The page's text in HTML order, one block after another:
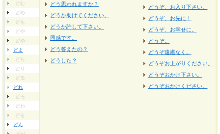
どむ
どめ
ども
どや
どゆ
どよ
どら
どり
どる
どれ
どろ
どわ
どを
どん
どう思われますか？
どうか助けてください。
どうか許して下さい。
同感です。
どう答えたの？
どうした？
どうぞ、お入り下さい。
どうぞ、お先に！
どうぞ、お幸せに。
どうぞ。
どうぞ遠慮なく。
どうぞお上がりください。
どうぞおかけ下さい。
どうぞおかけください。